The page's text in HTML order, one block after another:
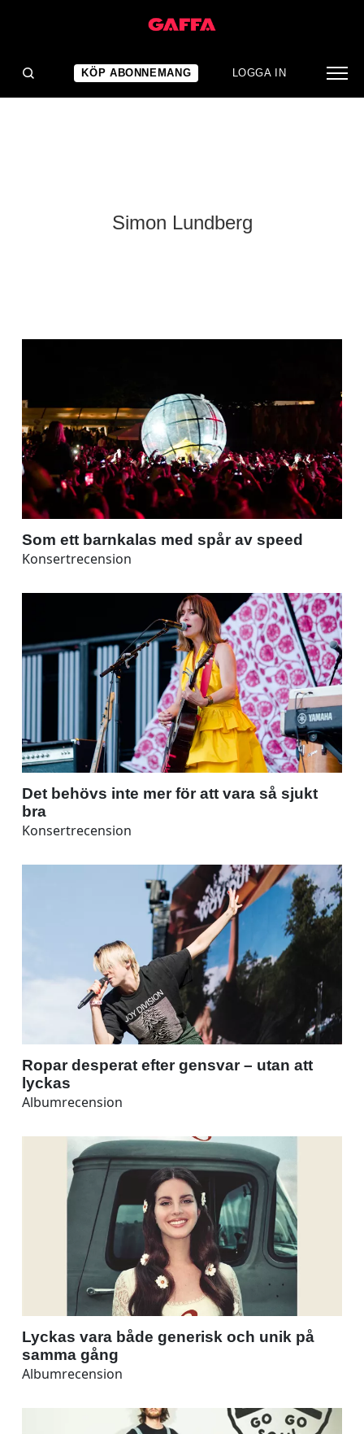
KÖP ABONNEMANG LOGGA IN
Simon Lundberg
Som ett barnkalas med spår av speed
Konsertrecension
Det behövs inte mer för att vara så sjukt
bra
Konsertrecension
Ropar desperat efter gensvar – utan att
lyckas
Albumrecension
Lyckas vara både generisk och unik på
samma gång
Albumrecension